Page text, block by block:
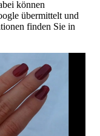
können
übermittelt und
finden Sie in